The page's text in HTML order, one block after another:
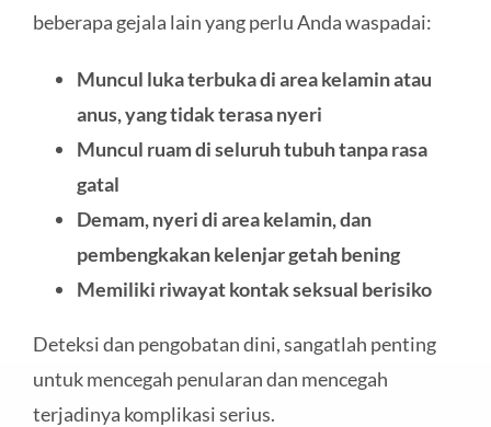
beberapa gejala lain yang perlu Anda waspadai:
Muncul luka terbuka di area kelamin atau
anus, yang tidak terasa nyeri
Muncul ruam di seluruh tubuh tanpa rasa
gatal
Demam, nyeri di area kelamin, dan
pembengkakan kelenjar getah bening
Memiliki riwayat kontak seksual berisiko
Deteksi dan pengobatan dini, sangatlah penting
untuk mencegah penularan dan mencegah
terjadinya komplikasi serius.